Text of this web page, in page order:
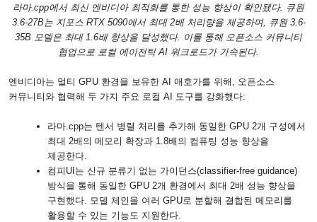
라마.cpp에서 최신 엔비디아 최적화를 통한 성능 향상이 확인됐다. 큐원
3.6-27B는 지포스RTX 5090에서 최대2배 처리량을 제공하며, 큐원3.6-
35B 모델은 최대1.6배 향상을 달성했다. 이를 통해 오픈소스 커뮤니티
협업으로 로컬 에이전틱AI 워크로드가 가속된다.
엔비디아는 멀티 GPU 환경을 보유한 AI 애호가를 위해
오픈소스
커뮤니티와 협력해 두 가지 주요 로컬 AI 도구를 강화했다:
라마 .cpp는 텐서 병렬 처리를 추가해 동일한 GPU 2개 구성에서
최대 2배의 메모리 확장과 1.8배의 컴퓨팅 성능 향상을
제공한다
컴피 UI는 신규 분류기 없는 가이던스(classifier-free guidance)
방식을 통해 동일한 GPU 2개 환경에서 최대 2배 성능 향상을
구현했다
모델 체인을 여러 GPU로 분할해 결합된 메모리를
활용할 수 있는 기능도 지원한다